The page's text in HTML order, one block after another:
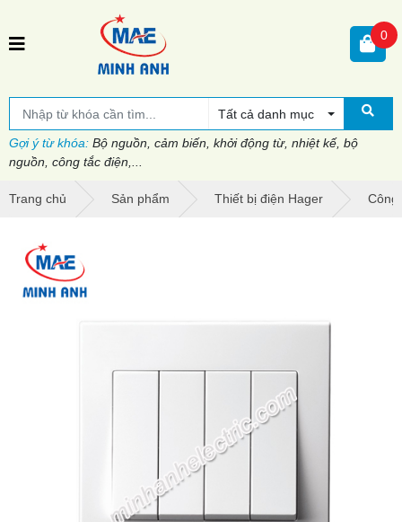
Tất cả danh mục
Gợi ý từ khóa: Bộ nguồn, cảm biến, khởi động từ, nhiệt kế, bộ
nguồn, công tắc điện,...
0
Trang chủ Sản phẩm Thiết bị điện Hager Công